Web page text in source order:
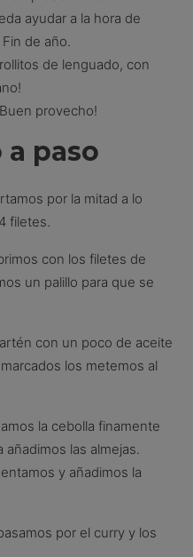
ayudar a la hora de
de año.
de lenguado, con
provecho!
a paso
por la mitad a lo
filetes.
con los filetes de
un palillo para que se
con un poco de aceite
los metemos al
la cebolla finamente
las almejas.
y añadimos la
por el curry y los